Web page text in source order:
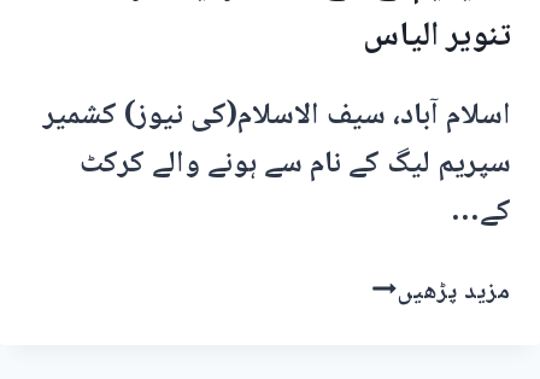
تنویر الیاس
اسلام آباد، سیف الاسلام(کی نیوز) کشمیر
سپریم لیگ کے نام سے ہونے والے کرکٹ
کے…
مزید پڑھیںحکومت